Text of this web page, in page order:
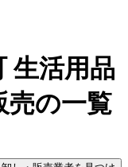
生活用品
売の一覧